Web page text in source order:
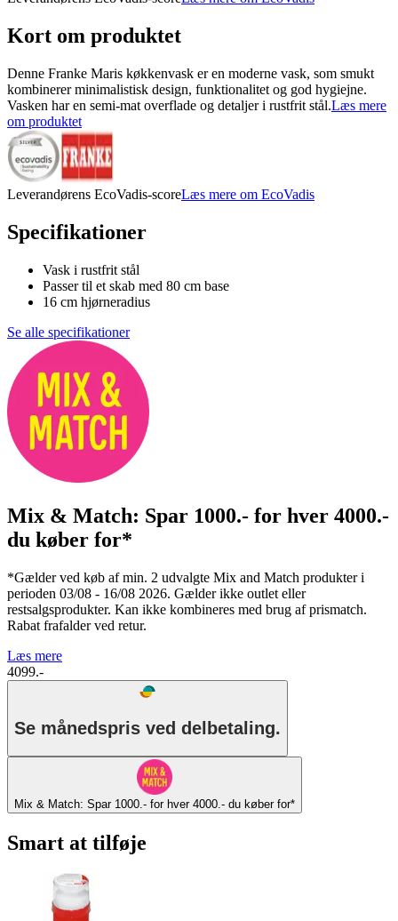
Kort om produktet
Denne Franke Maris køkkenvask er en moderne vask, som smukt
kombinerer minimalistisk design, funktionalitet og god hygiejne.
Vasken har en semi-mat overflade og detaljer i rustfrit stål.Læs mere
om produktet
Leverandørens EcoVadis-scoreLæs mere om EcoVadis
Specifikationer
Vask i rustfrit stål
Passer til et skab med 80 cm base
16 cm hjørneradius
Se alle specifikationer
Mix & Match: Spar 1000.- for hver 4000.-
du køber for*
*Gælder ved køb af min. 2 udvalgte Mix and Match produkter i
perioden 03/08 - 16/08 2026. Gælder ikke outlet eller
restsalgsprodukter. Kan ikke kombineres med brug af prismatch.
Rabat frafalder ved retur.
Læs mere
4099.-
Se månedspris ved delbetaling.
Mix & Match: Spar 1000.- for hver 4000.- du køber for*
Smart at tilføje